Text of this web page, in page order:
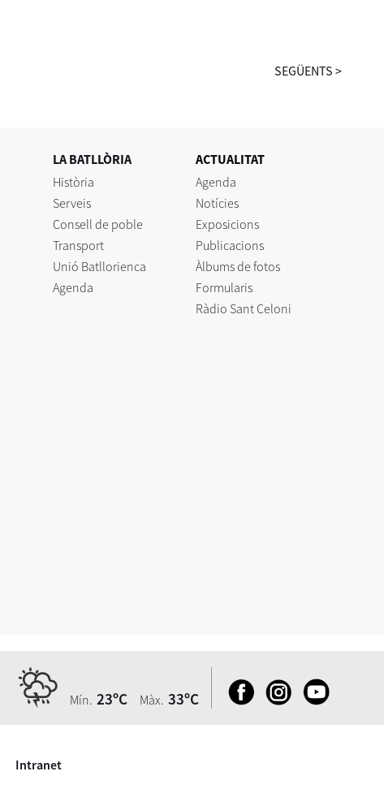
SEGÜENTS >
LA BATLLÒRIA
Història
Serveis
Consell de poble
Transport
Unió Batllorienca
Agenda
ACTUALITAT
Agenda
Notícies
Exposicions
Publicacions
Àlbums de fotos
Formularis
Ràdio Sant Celoni
Mín. 23ºC Màx. 33ºC
Intranet